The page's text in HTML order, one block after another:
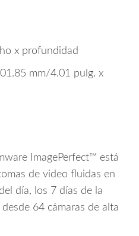
x profundidad
mm/4.01 pulg. x
ImagePerfect™ está
de video fluidas en
día, los 7 días de la
64 cámaras de alta